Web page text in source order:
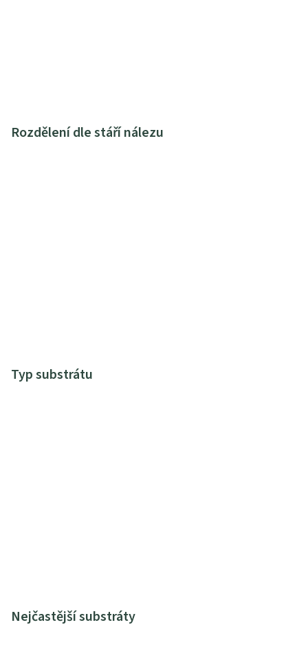
Rozdělení dle stáří nálezu
Typ substrátu
Nejčastější substráty